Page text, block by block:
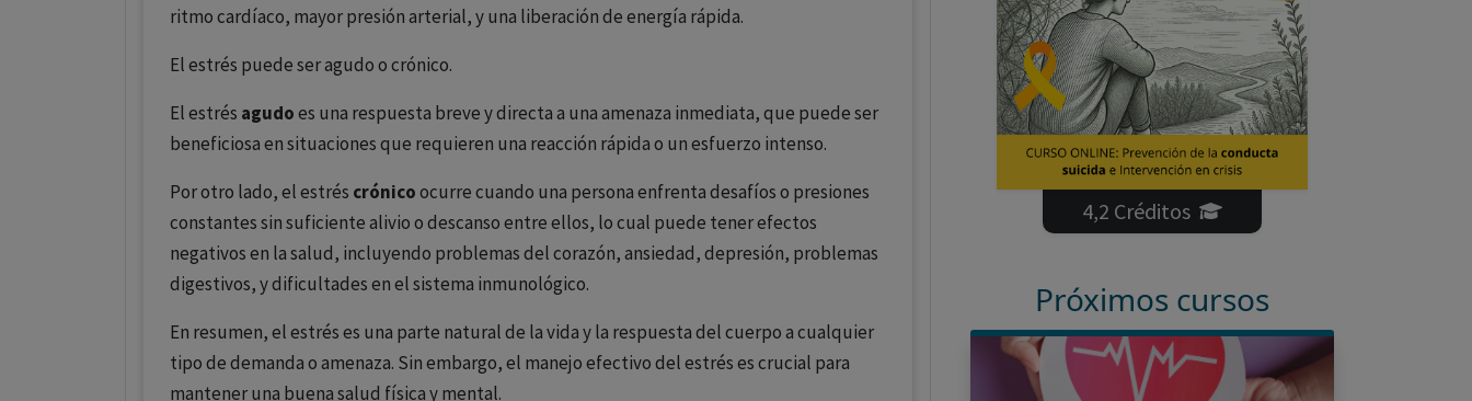
ritmo cardíaco, mayor presión arterial, y una liberación de energía rápida.
El estrés puede ser agudo o crónico.
El estrés agudoes una respuesta breve y directa a una amenaza inmediata, que puede ser
beneficiosa en situaciones que requieren una reacción rápida o un esfuerzo intenso.
Por otro lado, el estrés crónicoocurre cuando una persona enfrenta desafíos o presiones
constantes sin suficiente alivio o descanso entre ellos, lo cual puede tener efectos
negativos en la salud, incluyendo problemas del corazón, ansiedad, depresión, problemas
digestivos, y dificultades en el sistema inmunológico.
En resumen, el estrés es una parte natural de la vida y la respuesta del cuerpo a cualquier
tipo de demanda o amenaza. Sin embargo, el manejo efectivo del estrés es crucial para
mantener una buena salud física y mental.
4,2 Créditos
Próximos cursos